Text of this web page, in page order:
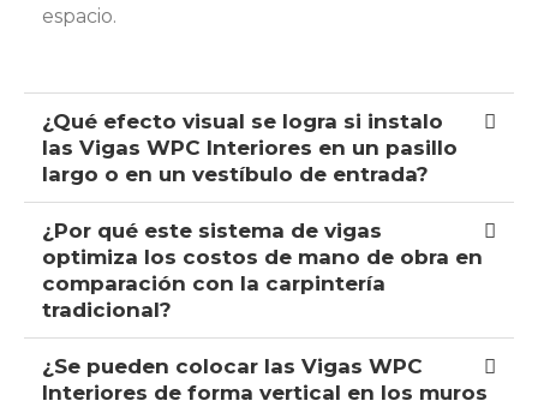
espacio.
¿Qué efecto visual se logra si instalo
las Vigas WPC Interiores en un pasillo
largo o en un vestíbulo de entrada?
¿Por qué este sistema de vigas
optimiza los costos de mano de obra en
comparación con la carpintería
tradicional?
¿Se pueden colocar las Vigas WPC
Interiores de forma vertical en los muros